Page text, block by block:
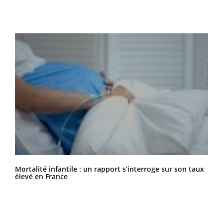
Mortalité infantile : un rapport s’interroge sur son taux
élevé en France